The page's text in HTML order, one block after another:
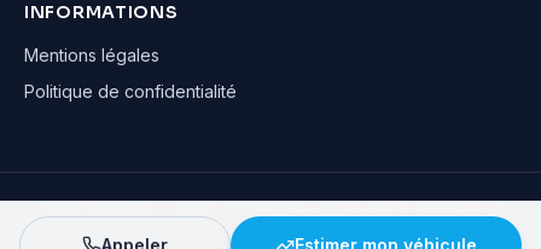
INFORMATIONS
Mentions légales
Politique de confidentialité
Adrien Balavoine—Agent automobile CapCar, Agent formateur· ©
· Tous droits réservés
Appeler Estimer mon véhicule